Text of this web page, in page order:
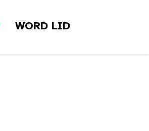
WORD LID